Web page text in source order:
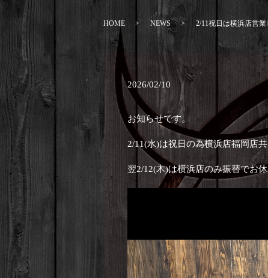
HOME NEWS 2/11祝日は横浜店営
2026/02/10
お知らせです。
2/11(水)は祝日の為横浜店福岡店
翌2/12(木)は横浜店のみ振替でお